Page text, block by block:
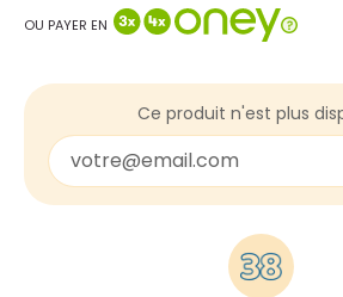
OU PAYER EN
Ce produit n'est plus